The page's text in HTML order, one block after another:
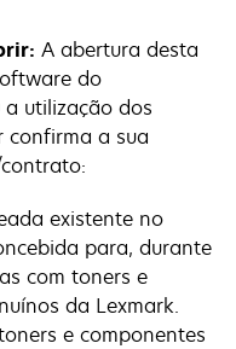
A abertura desta
do
utilização dos
confirma a sua
existente no
para, durante
com toners e
da Lexmark.
e componentes